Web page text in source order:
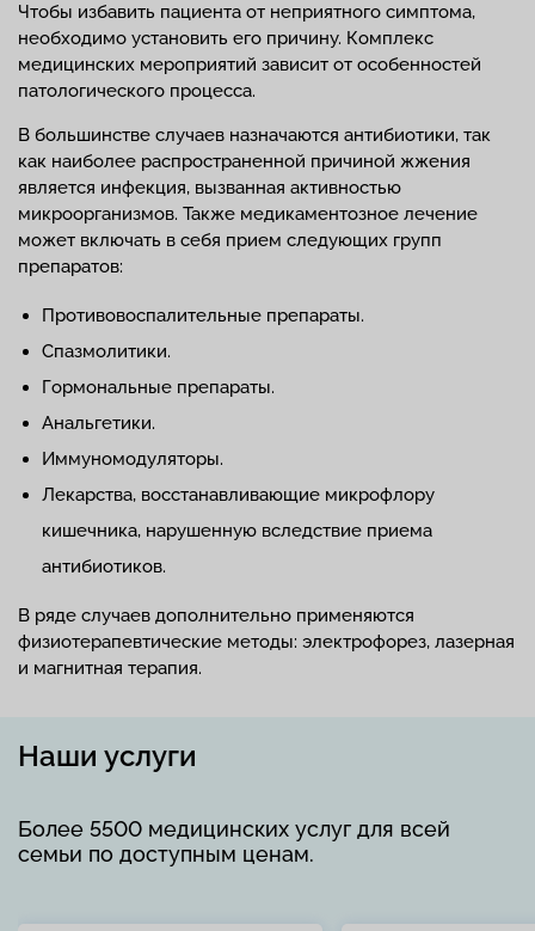
Чтобы избавить пациента от неприятного симптома,
необходимо установить его причину. Комплекс
медицинских мероприятий зависит от особенностей
патологического процесса.
В большинстве случаев назначаются антибиотики, так
как наиболее распространенной причиной жжения
является инфекция, вызванная активностью
микроорганизмов. Также медикаментозное лечение
может включать в себя прием следующих групп
препаратов:
Противовоспалительные препараты.
Спазмолитики.
Гормональные препараты.
Анальгетики.
Иммуномодуляторы.
Лекарства, восстанавливающие микрофлору
кишечника, нарушенную вследствие приема
антибиотиков.
В ряде случаев дополнительно применяются
физиотерапевтические методы: электрофорез, лазерная
и магнитная терапия.
Наши услуги
Более 5500 медицинских услуг для всей
семьи по доступным ценам.